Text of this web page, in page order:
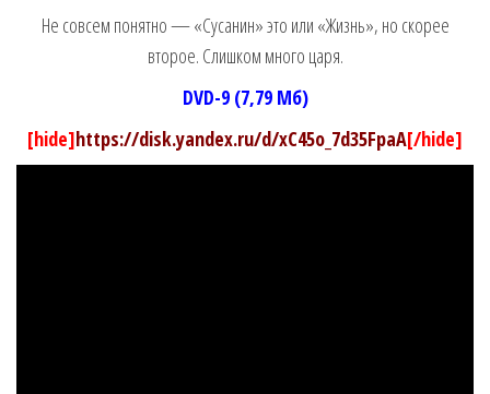
Не совсем понятно — «Сусанин» это или «Жизнь», но скорее
второе. Слишком много царя.
DVD-9 (7,79 Мб)
[hide]https://disk.yandex.ru/d/xC45o_7d35FpaA[/hide]